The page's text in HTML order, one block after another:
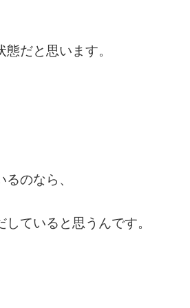
だと思います。
のなら、
ていると思うんです。